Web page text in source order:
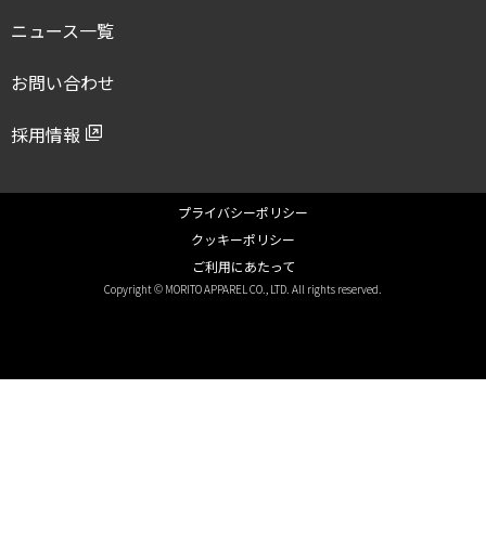
ニュース一覧
お問い合わせ
採用情報
プライバシーポリシー
クッキーポリシー
ご利用にあたって
Copyright © MORITO APPAREL CO., LTD. All rights reserved.